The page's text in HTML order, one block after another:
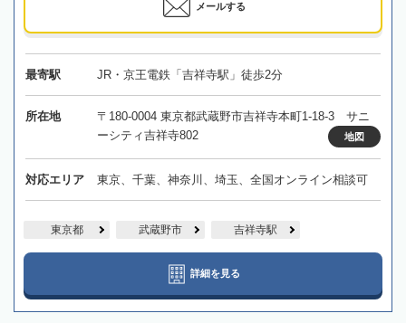
メールする
最寄駅 JR・京王電鉄「吉祥寺駅」徒歩2分
所在地
〒180-0004 東京都武蔵野市吉祥寺本町1-18-3 サニ
ーシティ吉祥寺802
地図
対応エリア 東京、千葉、神奈川、埼玉、全国オンライン相談可
東京都 武蔵野市 吉祥寺駅
詳細を見る